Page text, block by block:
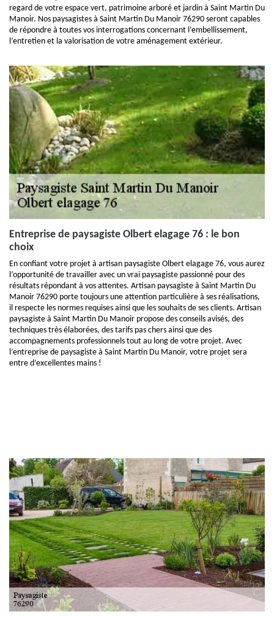
regard de votre espace vert, patrimoine arboré et jardin à Saint Martin Du
Manoir. Nos paysagistes à Saint Martin Du Manoir 76290 seront capables
de répondre à toutes vos interrogations concernant l’embellissement,
l’entretien et la valorisation de votre aménagement extérieur.
Entreprise de paysagiste Olbert elagage 76 : le bon
choix
En confiant votre projet à artisan paysagiste Olbert elagage 76, vous aurez
l’opportunité de travailler avec un vrai paysagiste passionné pour des
résultats répondant à vos attentes. Artisan paysagiste à Saint Martin Du
Manoir 76290 porte toujours une attention particulière à ses réalisations,
il respecte les normes requises ainsi que les souhaits de ses clients. Artisan
paysagiste à Saint Martin Du Manoir propose des conseils avisés, des
techniques très élaborées, des tarifs pas chers ainsi que des
accompagnements professionnels tout au long de votre projet. Avec
l’entreprise de paysagiste à Saint Martin Du Manoir, votre projet sera
entre d’excellentes mains !